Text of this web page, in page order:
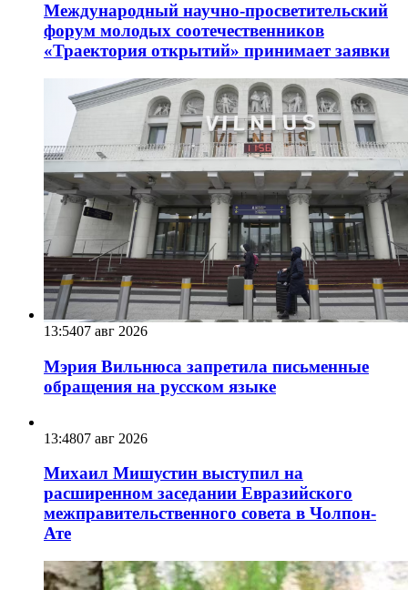
Международный научно-просветительский
форум молодых соотечественников
«Траектория открытий» принимает заявки
13:5407 авг 2026
Мэрия Вильнюса запретила письменные
обращения на русском языке
13:4807 авг 2026
Михаил Мишустин выступил на
расширенном заседании Евразийского
межправительственного совета в Чолпон-
Ате